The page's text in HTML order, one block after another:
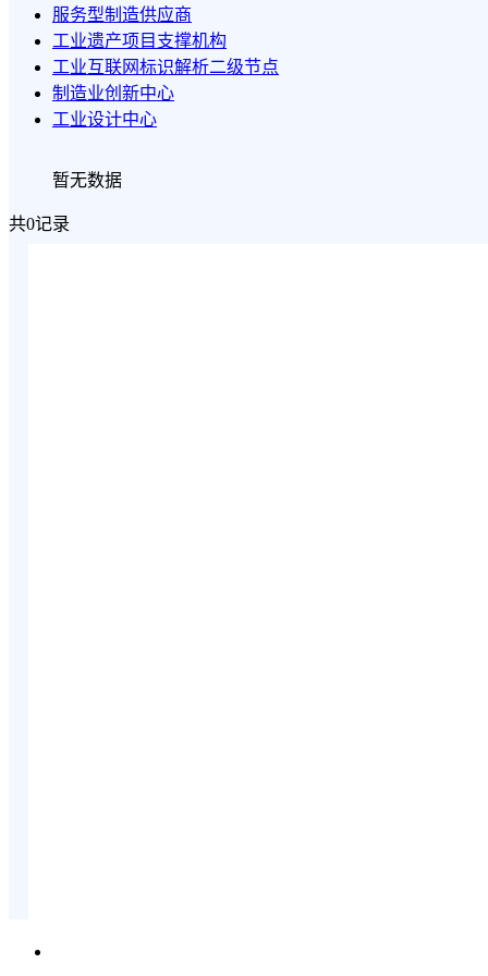
服务型制造供应商
工业遗产项目支撑机构
工业互联网标识解析二级节点
制造业创新中心
工业设计中心
暂无数据
共0记录